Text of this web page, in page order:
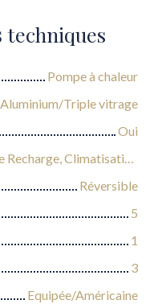
techniques
Pompe à chaleur
Aluminium/Triple vitrage
Oui
Accès handicapés, Borne de Recharge, Climatisation, Équipements domotiques, Fibre optique, Portail motorisé, Visiophone, Volets électriques
Réversible
5
1
3
Equipée/Américaine